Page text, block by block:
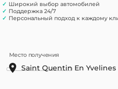
✓ Широкий выбор автомобилей
✓ Поддержка 24/7
✓ Персональный подход к каждому
Место получения